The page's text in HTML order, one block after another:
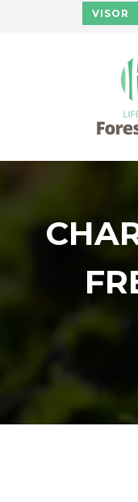
Pasar al contenidoVISOR